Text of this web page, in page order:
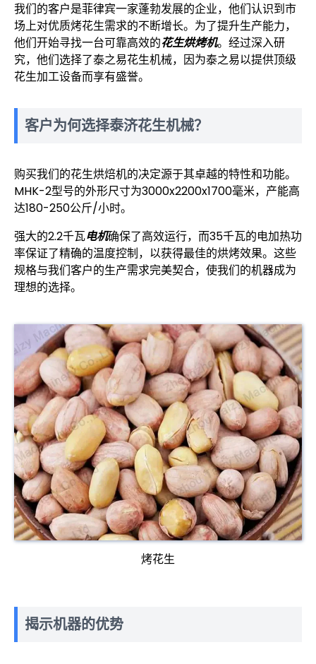
我们的客户是菲律宾一家蓬勃发展的企业，他们认识到市
场上对优质烤花生需求的不断增长。为了提升生产能力，
他们开始寻找一台可靠高效的花生烘烤机。经过深入研
究，他们选择了泰之易花生机械，因为泰之易以提供顶级
花生加工设备而享有盛誉。
客户为何选择泰济花生机械？
购买我们的花生烘焙机的决定源于其卓越的特性和功能。
MHK-2型号的外形尺寸为3000x2200x1700毫米，产能高
达180-250公斤/小时。
强大的2.2千瓦电机确保了高效运行，而35千瓦的电加热功
率保证了精确的温度控制，以获得最佳的烘烤效果。这些
规格与我们客户的生产需求完美契合，使我们的机器成为
理想的选择。
烤花生
揭示机器的优势